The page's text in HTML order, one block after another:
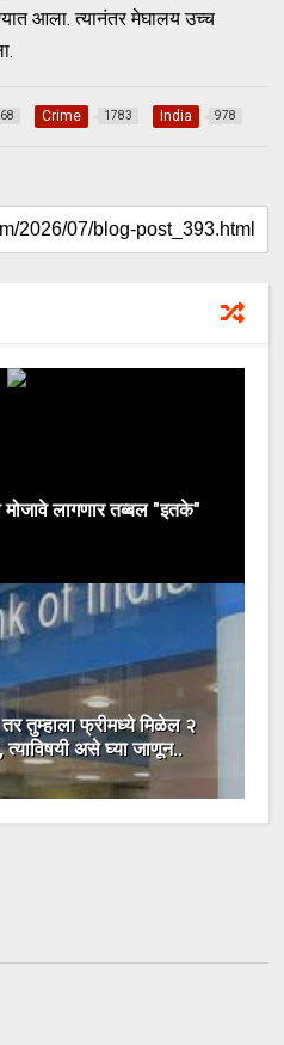
आला. त्यानंतर मेघालय उच्च
Crime 1783 India 978
लागणार तब्बल "इतके"
तुम्हाला फ्रीमध्ये मिळेल २
असे घ्या जाणून..